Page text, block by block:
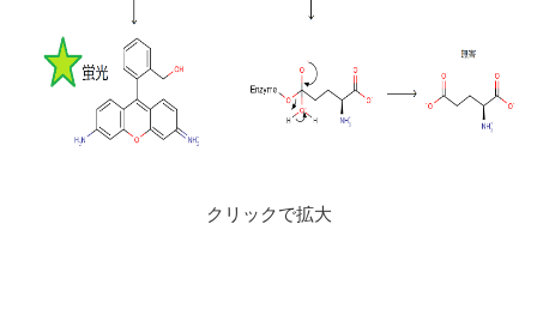
クリックで拡大